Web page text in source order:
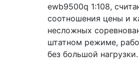
ewb9500q 1:108,
соотношения цены и
несложных
штатном режиме,
без большой нагрузки.